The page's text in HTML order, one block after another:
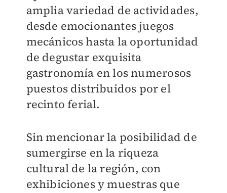
amplia variedad de actividades,
desde emocionantes juegos
mecánicos hasta la oportunidad
de degustar exquisita
gastronomía en los numerosos
puestos distribuidos por el
recinto ferial.
Sin mencionar la posibilidad de
sumergirse en la riqueza
cultural de la región, con
exhibiciones y muestras que